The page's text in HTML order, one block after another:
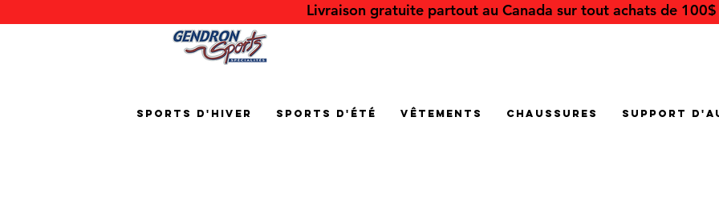
Livraison gratuite partout au Canada sur tout achats de
Sports d'hiver Sports d'été Vêtements Chaussures Support